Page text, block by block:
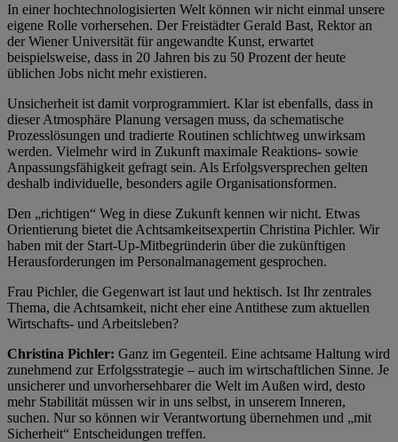
In einer hochtechnologisierten Welt können wir nicht einmal unsere
eigene Rolle vorhersehen. Der Freistädter Gerald Bast, Rektor an
der Wiener Universität für angewandte Kunst, erwartet
beispielsweise, dass in 20 Jahren bis zu 50 Prozent der heute
üblichen Jobs nicht mehr existieren.
Unsicherheit ist damit vorprogrammiert. Klar ist ebenfalls, dass in
dieser Atmosphäre Planung versagen muss, da schematische
Prozesslösungen und tradierte Routinen schlichtweg unwirksam
werden. Vielmehr wird in Zukunft maximale Reaktions- sowie
Anpassungsfähigkeit gefragt sein. Als Erfolgsversprechen gelten
deshalb individuelle, besonders agile Organisationsformen.
Den „richtigen“ Weg in diese Zukunft kennen wir nicht. Etwas
Orientierung bietet die Achtsamkeitsexpertin Christina Pichler. Wir
haben mit der Start-Up-Mitbegründerin über die zukünftigen
Herausforderungen im Personalmanagement gesprochen.
Frau Pichler, die Gegenwart ist laut und hektisch. Ist Ihr zentrales
Thema, die Achtsamkeit, nicht eher eine Antithese zum aktuellen
Wirtschafts- und Arbeitsleben?
Christina Pichler: Ganz im Gegenteil. Eine achtsame Haltung wird
zunehmend zur Erfolgsstrategie – auch im wirtschaftlichen Sinne. Je
unsicherer und unvorhersehbarer die Welt im Außen wird, desto
mehr Stabilität müssen wir in uns selbst, in unserem Inneren,
suchen. Nur so können wir Verantwortung übernehmen und „mit
Sicherheit“ Entscheidungen treffen.